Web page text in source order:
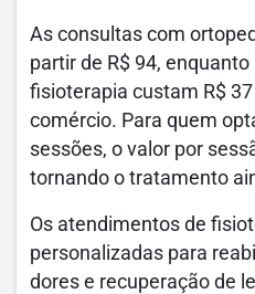
As consultas com
partir de R$ 94,
fisioterapia custam R$
comércio. Para quem
sessões, o valor por
tornando o tratamento
Os atendimentos de
personalizadas para
dores e recuperação de